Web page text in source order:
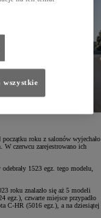
roku z salonów wyjechało
W czerwcu zarejestrowano ich
1523 egz. tego modelu,
roku znalazło się aż 5 modeli
egz.), czwarte miejsce przypadło
C-HR (5016 egz.), a na dziesiątej
wszystkie